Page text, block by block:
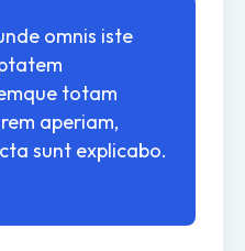
omnis iste
totam
aperiam,
sunt explicabo.